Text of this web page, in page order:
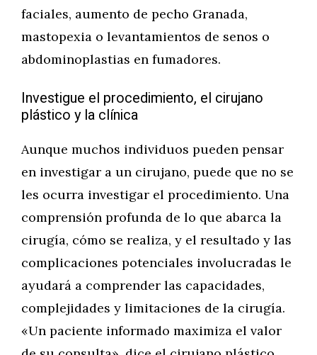
faciales, aumento de pecho Granada,
mastopexia o levantamientos de senos o
abdominoplastias en fumadores.
Investigue el procedimiento, el cirujano
plástico y la clínica
Aunque muchos individuos pueden pensar
en investigar a un cirujano, puede que no se
les ocurra investigar el procedimiento. Una
comprensión profunda de lo que abarca la
cirugía, cómo se realiza, y el resultado y las
complicaciones potenciales involucradas le
ayudará a comprender las capacidades,
complejidades y limitaciones de la cirugía.
«Un paciente informado maximiza el valor